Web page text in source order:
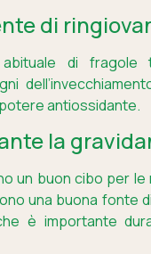
di
abituale di
antiossidante.
la
un buon cibo per le
una buona fonte
è importante